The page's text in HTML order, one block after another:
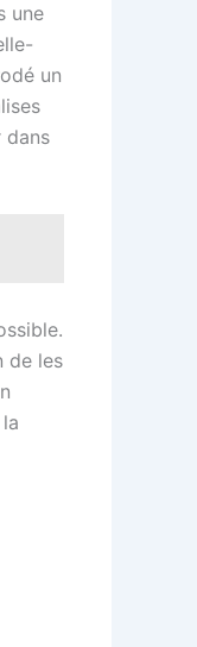
une
un
dans
de les